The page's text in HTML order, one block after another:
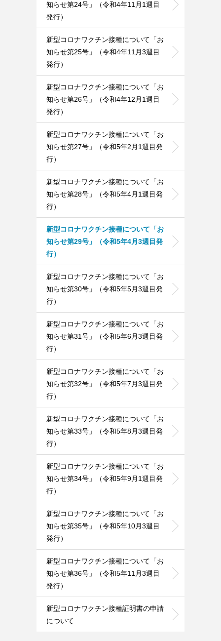
知らせ第24号」（令和4年11月1週目
発行）
新型コロナワクチン接種について「お
知らせ第25号」（令和4年11月3週目
発行）
新型コロナワクチン接種について「お
知らせ第26号」（令和4年12月1週目
発行）
新型コロナワクチン接種について「お
知らせ第27号」（令和5年2月1週目発
行）
新型コロナワクチン接種について「お
知らせ第28号」（令和5年4月1週目発
行）
新型コロナワクチン接種について「お
知らせ第29号」（令和5年4月3週目発
行）
新型コロナワクチン接種について「お
知らせ第30号」（令和5年5月3週目発
行）
新型コロナワクチン接種について「お
知らせ第31号」（令和5年6月3週目発
行）
新型コロナワクチン接種について「お
知らせ第32号」（令和5年7月3週目発
行）
新型コロナワクチン接種について「お
知らせ第33号」（令和5年8月3週目発
行）
新型コロナワクチン接種について「お
知らせ第34号」（令和5年9月1週目発
行）
新型コロナワクチン接種について「お
知らせ第35号」（令和5年10月3週目
発行）
新型コロナワクチン接種について「お
知らせ第36号」（令和5年11月3週目
発行）
新型コロナワクチン接種証明書の申請
について